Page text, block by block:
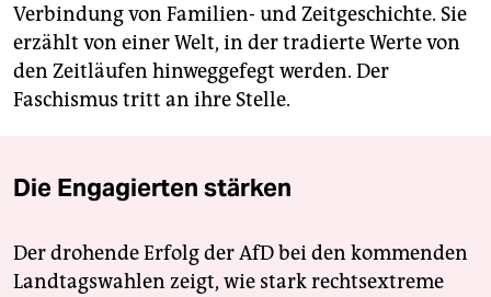
Verbindung von Familien- und Zeitgeschichte. Sie
erzählt von einer Welt, in der tradierte Werte von
den Zeitläufen hinweggefegt werden. Der
Faschismus tritt an ihre Stelle.
Die Engagierten stärken
Der drohende Erfolg der AfD bei den kommenden
Landtagswahlen zeigt, wie stark rechtsextreme